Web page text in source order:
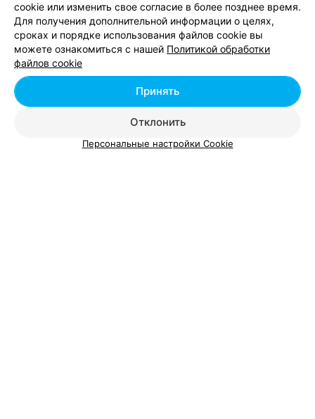
Добавить компанию
Добавить специалиста
cookie или изменить свое согласие в более позднее время.
Для получения дополнительной информации о целях,
сроках и порядке использования файлов cookie вы
можете ознакомиться с нашей Политикой обработки
файлов cookie
Отклонить
Принять
Персональные настройки Cookie